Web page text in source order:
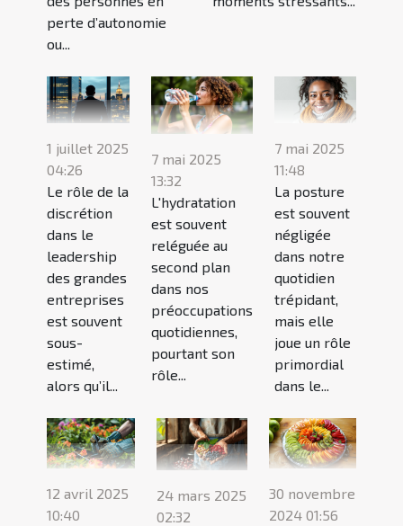
perte d’autonomie
ou...
1 juillet 2025
04:26
Le rôle de la
discrétion
dans le
leadership
des grandes
entreprises
est souvent
sous-
estimé,
alors qu’il...
7 mai 2025
13:32
L'hydratation
est souvent
reléguée au
second plan
dans nos
préoccupations
quotidiennes,
pourtant son
rôle...
7 mai 2025
11:48
La posture
est souvent
négligée
dans notre
quotidien
trépidant,
mais elle
joue un rôle
primordial
dans le...
12 avril 2025
10:40
24 mars 2025
02:32
30 novembre
2024 01:56